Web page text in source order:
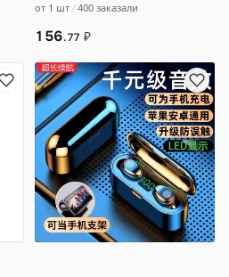
подсветкой…
от 1 шт 400 заказали
156.77 ₽